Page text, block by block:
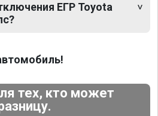
ЕГР Toyota
тех, кто может